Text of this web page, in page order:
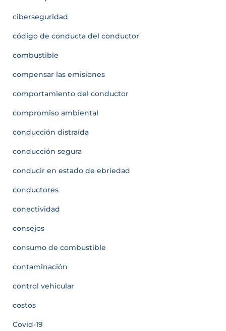
ciberseguridad
código de conducta del conductor
combustible
compensar las emisiones
comportamiento del conductor
compromiso ambiental
conducción distraída
conducción segura
conducir en estado de ebriedad
conductores
conectividad
consejos
consumo de combustible
contaminación
control vehicular
costos
Covid-19